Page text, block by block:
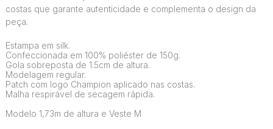
costas que garante autenticidade e complementa o design da
peça.
Estampa em silk.
Confeccionada em 100% poliéster de 150g.
Gola sobreposta de 1.5cm de altura.
Modelagem regular.
Patch com logo Champion aplicado nas costas.
Malha respirável de secagem rápida.
Modelo 1,73m de altura e Veste M